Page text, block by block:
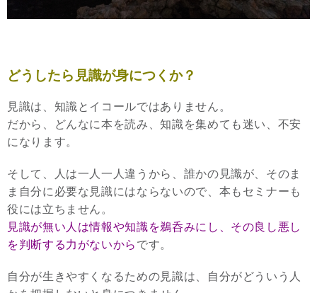
どうしたら見識が身につくか？
見識は、知識とイコールではありません。
だから、どんなに本を読み、知識を集めても迷い、不安
になります。
そして、人は一人一人違うから、誰かの見識が、そのま
ま自分に必要な見識にはならないので、本もセミナーも
役には立ちません。
見識が無い人は情報や知識を鵜呑みにし、その良し悪し
を判断する力がないから です。
自分が生きやすくなるための見識は、自分がどういう人